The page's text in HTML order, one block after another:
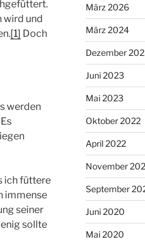
wird und
[1] Doch
werden
ich füttere
immense
seiner
sollte
März 2026
März 2024
Dezember
Juni 2023
Mai 2023
Oktober 2022
April 2022
November
September
Juni 2020
Mai 2020